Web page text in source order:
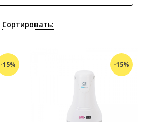
Сортировать:
-15% -15%